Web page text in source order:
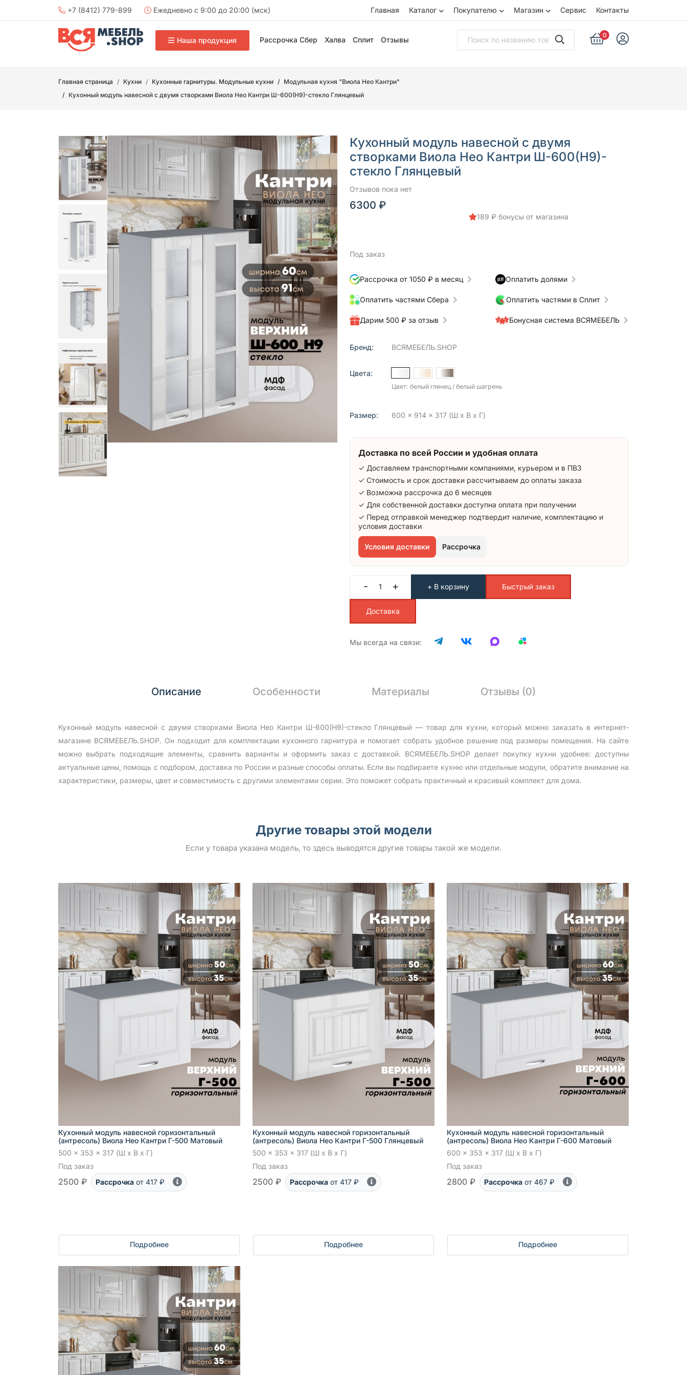
+7 (8412) 779-899 Ежедневно с 9:00 до 20:00 (мск) Главная Каталог Покупателю Магазин Сервис Контакты
Наша продукция Рассрочка Сбер Халва Сплит Отзывы
0
Главная страница Кухни Кухонные гарнитуры. Модульные кухни
Модульная кухня "Виола Нео Кантри"
Кухонный модуль навесной с двумя створками Виола Нео Кантри Ш-600(Н9)-стекло Глянцевый
Кухонный модуль навесной с двумя
створками Виола Нео Кантри Ш-600(Н9)-
стекло Глянцевый
Отзывов пока нет
6300 ₽
189 ₽ бонусы от магазина
Под заказ
Рассрочка от 1050 ₽ в месяц Оплатить долями
Оплатить частями Сбера Оплатить частями в Сплит
Дарим 500 ₽ за отзыв Бонусная система ВСЯМЕБЕЛЬ
Бренд: ВСЯМЕБЕЛЬ.SHOP
Цвета:
Цвет: белый глянец / белый шагрень
Размер: 600 x 914 x 317 (Ш x В x Г)
Доставка по всей России и удобная оплата
✓ Доставляем транспортными компаниями, курьером и в ПВЗ
✓ Стоимость и срок доставки рассчитываем до оплаты заказа
✓ Возможна рассрочка до 6 месяцев
✓ Для собственной доставки доступна оплата при получении
✓ Перед отправкой менеджер подтвердит наличие, комплектацию и
условия доставки
Условия доставки Рассрочка
- + + В корзину Быстрый заказ
Доставка
Мы всегда на связи:
Описание Особенности Материалы Отзывы (0)
Кухонный модуль навесной с двумя створками Виола Нео Кантри Ш-600(Н9)-стекло Глянцевый — товар для кухни, который можно заказать в интернет-
магазине ВСЯМЕБЕЛЬ.SHOP. Он подходит для комплектации кухонного гарнитура и помогает собрать удобное решение под размеры помещения. На сайте
можно выбрать подходящие элементы, сравнить варианты и оформить заказ с доставкой. ВСЯМЕБЕЛЬ.SHOP делает покупку кухни удобнее: доступны
актуальные цены, помощь с подбором, доставка по России и разные способы оплаты. Если вы подбираете кухню или отдельные модули, обратите внимание на
характеристики, размеры, цвет и совместимость с другими элементами серии. Это поможет собрать практичный и красивый комплект для дома.
Другие товары этой модели
Если у товара указана модель, то здесь выводятся другие товары такой же модели.
Кухонный модуль навесной горизонтальный
(антресоль) Виола Нео Кантри Г-500 Матовый
500 x 353 x 317 (Ш x В x Г)
Под заказ
2500 ₽ Рассрочка от 417 ₽
Подробнее
Кухонный модуль навесной горизонтальный
(антресоль) Виола Нео Кантри Г-500 Глянцевый
500 x 353 x 317 (Ш x В x Г)
Под заказ
2500 ₽ Рассрочка от 417 ₽
Подробнее
Кухонный модуль навесной горизонтальный
(антресоль) Виола Нео Кантри Г-600 Матовый
600 x 353 x 317 (Ш x В x Г)
Под заказ
2800 ₽ Рассрочка от 467 ₽
Подробнее